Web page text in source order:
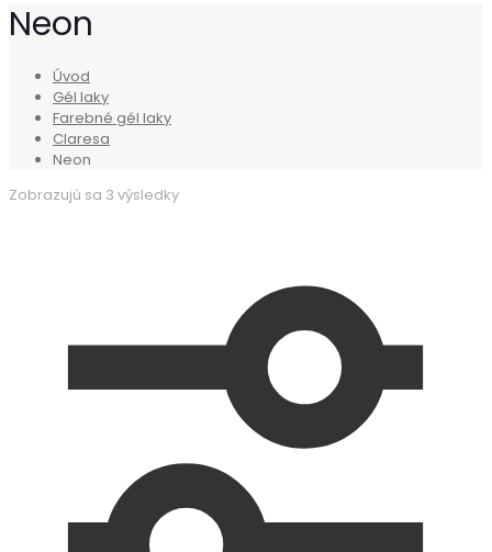
Neon
Úvod
Gél laky
Farebné gél laky
Claresa
Neon
Zobrazujú sa 3 výsledky